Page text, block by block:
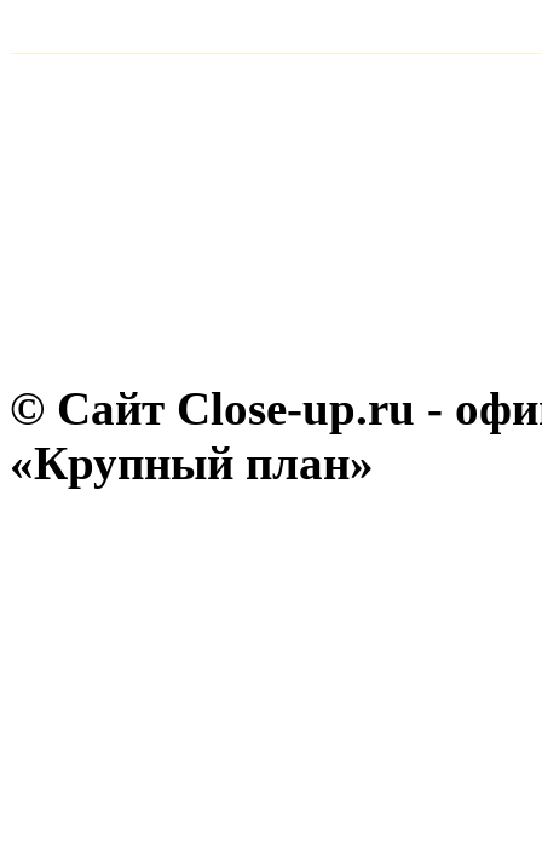
© Сайт Close-up.ru -
«Крупный план»